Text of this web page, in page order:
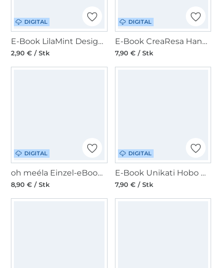
DIGITAL
E-Book LilaMint Design Add on Handtasche Maine23
2,90 € / Stk
DIGITAL
E-Book CreaResa Handtasche Cambag Tessa
7,90 € / Stk
DIGITAL
oh meéla Einzel-eBook ohPerri Mini
8,90 € / Stk
DIGITAL
E-Book Unikati Hobo Bag Nahela
7,90 € / Stk